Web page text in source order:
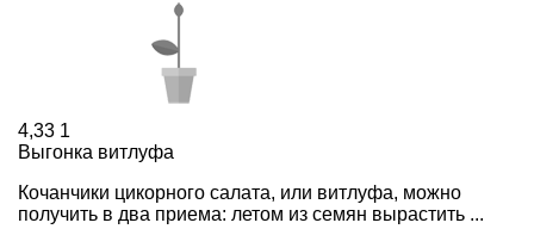
4,33 1
Выгонка витлуфа
Кочанчики цикорного салата, или витлуфа, можно
получить в два приема: летом из семян вырастить ...